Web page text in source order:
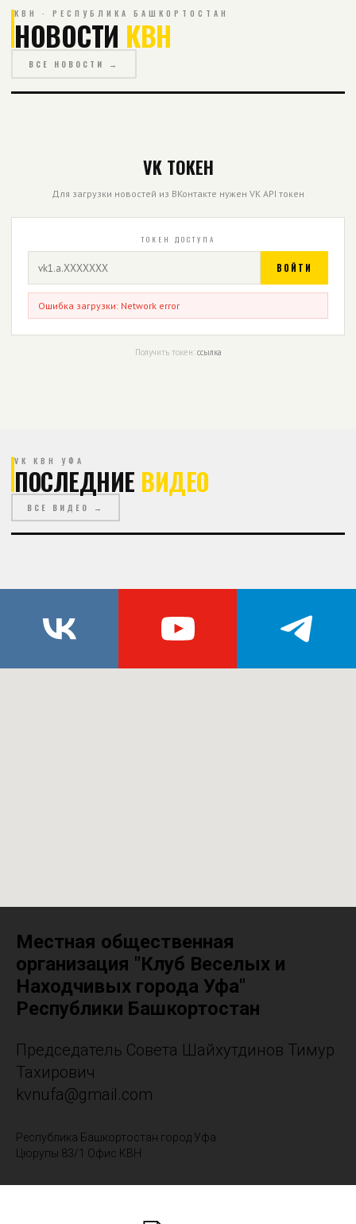
КВН · РЕСПУБЛИКА БАШКОРТОСТАН
НОВОСТИ КВН
ВСЕ НОВОСТИ →
VK ТОКЕН
Для загрузки новостей из ВКонтакте нужен VK API токен
ТОКЕН ДОСТУПА
ВОЙТИ
Ошибка загрузки: Network error
Получить токен: ссылка
VK КВН УФА
ПОСЛЕДНИЕ ВИДЕО
ВСЕ ВИДЕО →
Местная общественная
организация "Клуб Веселых и
Находчивых города Уфа"
Республики Башкортостан
Председатель Совета Шайхутдинов Тимур
Тахирович
kvnufa@gmail.com
Республика Башкортостан город Уфа
Цюрупы 83/1 Офис КВН